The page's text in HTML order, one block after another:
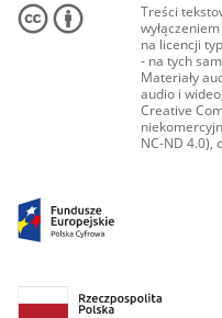
Treści
na licencji
- na tych
Materiały
audio i
Creative
NC-ND 4.0),